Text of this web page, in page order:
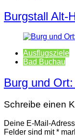
Burgstall Alt-
Ausflugsziele
Bad Buchau
Burg und
Schreibe einen
Deine E-Mail-
Felder sind mit*